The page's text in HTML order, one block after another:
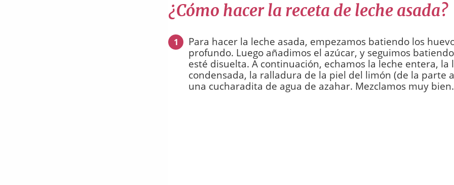
¿Cómo hacer la receta de leche asada?
1
Para hacer la leche asada, empezamos batiendo los
profundo. Luego añadimos el azúcar, y seguimos
esté disuelta. A continuación, echamos la leche entera, la
condensada, la ralladura de la piel del limón (de la parte
una cucharadita de agua de azahar. Mezclamos muy bien.